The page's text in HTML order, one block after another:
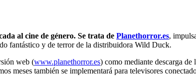
al cine de género. Se trata de Planethorror.es,
fantástico y de terror de la distribuidora Wild Duck.
web (www.planethorror.es) como mediante descarga
meses también se implementará para televisores